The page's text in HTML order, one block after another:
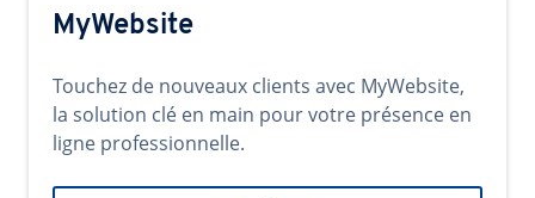
MyWebsite
Touchez de nouveaux clients avec MyWebsite,
la solution clé en main pour votre présence en
ligne professionnelle.